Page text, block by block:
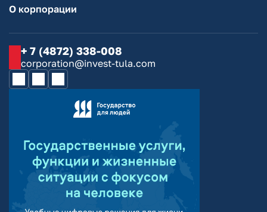
О корпорации
+ 7 (4872) 338-008
corporation@invest-tula.com